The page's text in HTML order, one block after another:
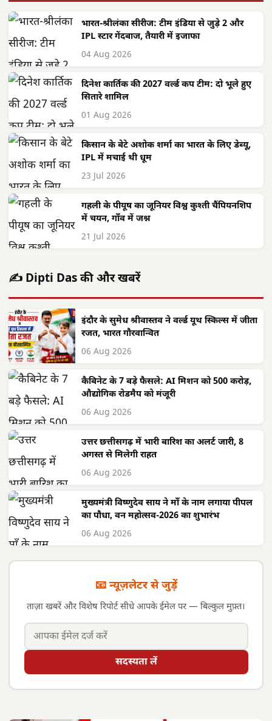
भारत-श्रीलंका सीरीज: टीम इंडिया से जुड़े 2 और
IPL स्टार गेंदबाज, तैयारी में इजाफा
04 Aug 2026
दिनेश कार्तिक की 2027 वर्ल्ड कप टीम: दो भूले हुए
सितारे शामिल
01 Aug 2026
किसान के बेटे अशोक शर्मा का भारत के लिए डेब्यू,
IPL में मचाई थी धूम
23 Jul 2026
गहली के पीयूष का जूनियर विश्व कुश्ती चैंपियनशिप
में चयन, गाँव में जश्न
21 Jul 2026
✍️ Dipti Das की और खबरें
इंदौर के सुमेध श्रीवास्तव ने वर्ल्ड यूथ स्किल्स में जीता
रजत, भारत गौरवान्वित
06 Aug 2026
कैबिनेट के 7 बड़े फैसले: AI मिशन को 500 करोड़,
औद्योगिक रोडमैप को मंजूरी
06 Aug 2026
उत्तर छत्तीसगढ़ में भारी बारिश का अलर्ट जारी, 8
अगस्त से मिलेगी राहत
06 Aug 2026
मुख्यमंत्री विष्णुदेव साय ने माँ के नाम लगाया पीपल
का पौधा, वन महोत्सव-2026 का शुभारंभ
06 Aug 2026
📧 न्यूज़लेटर से जुड़ें
ताज़ा खबरें और विशेष रिपोर्ट सीधे आपके ईमेल पर — बिल्कुल मुफ़्त।
सदस्यता लें